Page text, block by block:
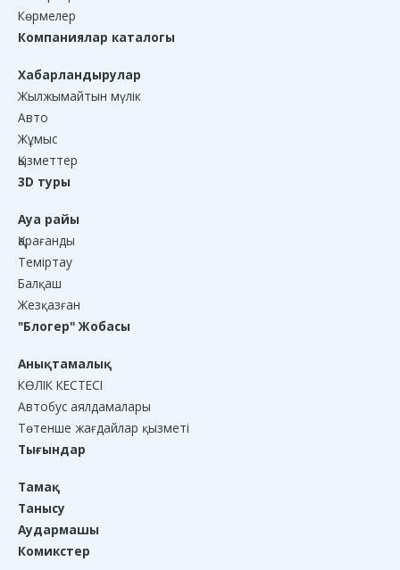
Көрмелер
Компаниялар каталогы
Хабарландырулар
Жылжымайтын мүлік
Авто
Жұмыс
Қызметтер
3D туры
Ауа райы
Қарағанды
Теміртау
Балқаш
Жезқазған
"Блогер" Жобасы
Анықтамалық
КӨЛІК КЕСТЕСІ
Автобус аялдамалары
Төтенше жағдайлар қызметі
Тығындар
Тамақ
Танысу
Аудармашы
Комикстер